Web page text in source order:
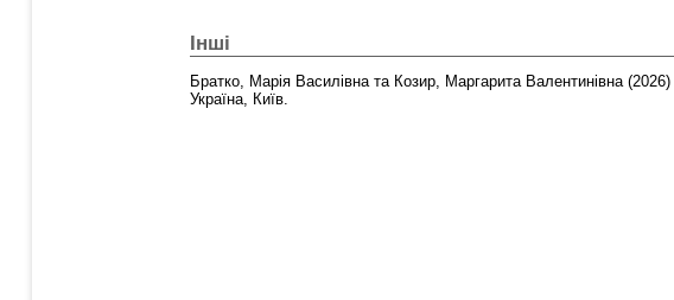
Інші
Братко, Марія Василівната Козир, Маргарита Валентинівна(2026)
Україна, Київ.